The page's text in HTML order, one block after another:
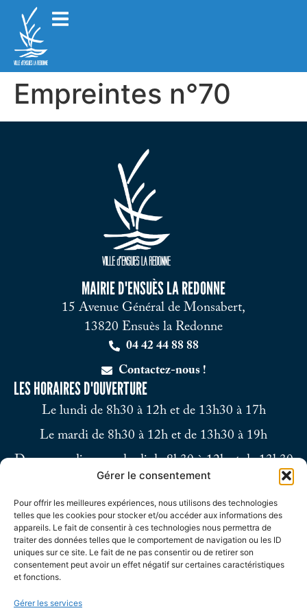
Gérer le consentement
Pour offrir les meilleures expériences, nous utilisons des technologies
telles que les cookies pour stocker et/ou accéder aux informations des
appareils. Le fait de consentir à ces technologies nous permettra de
traiter des données telles que le comportement de navigation ou les ID
uniques sur ce site. Le fait de ne pas consentir ou de retirer son
consentement peut avoir un effet négatif sur certaines caractéristiques
et fonctions.
Gérer les services
Empreintes n°70
MAIRIE D'ENSUÈS LA REDONNE
15 Avenue Général de Monsabert,
13820 Ensuès la Redonne
04 42 44 88 88
Contactez-nous !
LES HORAIRES D'OUVERTURE
Le lundi de 8h30 à 12h et de 13h30 à 17h
Le mardi de 8h30 à 12h et de 13h30 à 19h
Du mercredi au vendredi de 8h30 à 12h et de 13h30
Le samedi de 9h à 12h